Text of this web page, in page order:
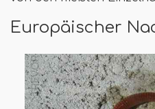
Europäischer